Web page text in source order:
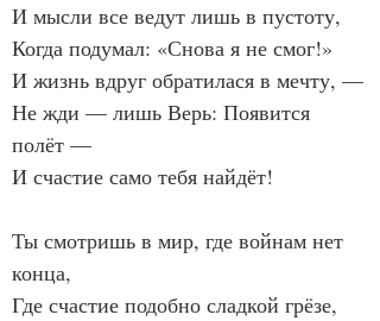
И мысли все ведут лишь в пустоту,
Когда подумал: «Снова я не смог!»
И жизнь вдруг обратилася в мечту, —
Не жди — лишь Верь: Появится
полёт —
И счастие само тебя найдёт!
Ты смотришь в мир, где войнам нет
конца,
Где счастие подобно сладкой грёзе,